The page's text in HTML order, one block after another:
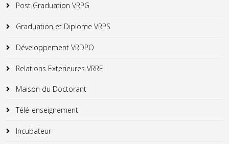
Post Graduation VRPG
Graduation et Diplome VRPS
Développement VRDPO
Relations Exterieures VRRE
Maison du Doctorant
Télé-enseignement
Incubateur